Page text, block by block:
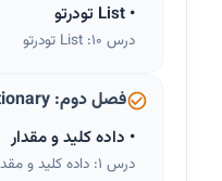
• List تودرتو
درس 10: List تودرتو
فصل دوم: Dictionary
• داده کلید و مقدار
درس 1: داده کلید و مقدار